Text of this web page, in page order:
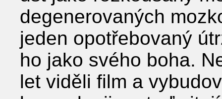
degenerovaných
jeden opotřebovaný
ho jako svého boha.
let viděli film a